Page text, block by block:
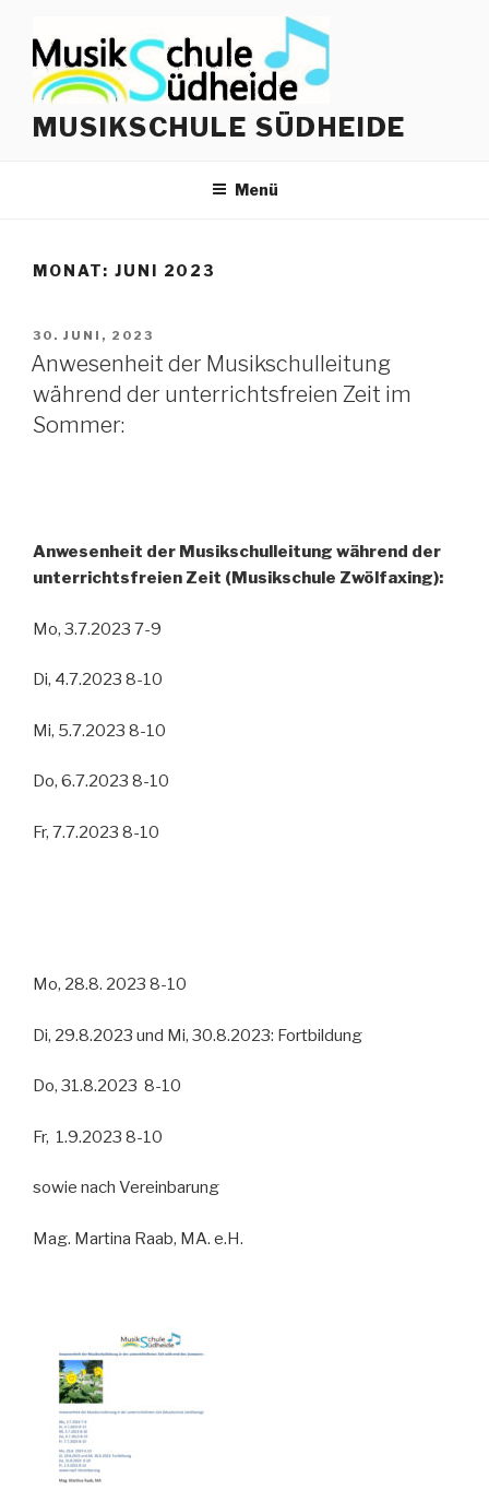
Inhalt
springen
MUSIKSCHULE SÜDHEIDE
Menü
MONAT: JUNI 2023
VERÖFFENTLICHT
AM
30. JUNI, 2023
Anwesenheit der Musikschulleitung
während der unterrichtsfreien Zeit im
Sommer:
Anwesenheit der Musikschulleitung während der
unterrichtsfreien Zeit (Musikschule Zwölfaxing):
Mo, 3.7.2023 7-9
Di, 4.7.2023 8-10
Mi, 5.7.2023 8-10
Do, 6.7.2023 8-10
Fr, 7.7.2023 8-10
Mo, 28.8. 2023 8-10
Di, 29.8.2023 und Mi, 30.8.2023: Fortbildung
Do, 31.8.2023 8-10
Fr, 1.9.2023 8-10
sowie nach Vereinbarung
Mag. Martina Raab, MA. e.H.